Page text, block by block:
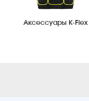
Аксессуары K-Flex